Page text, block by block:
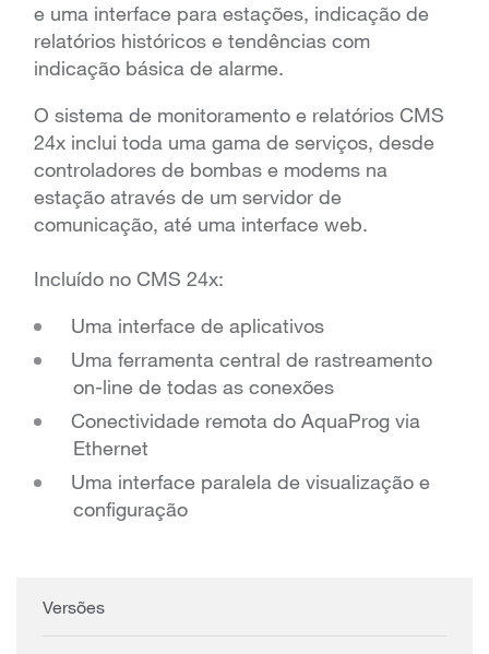
e uma interface para estações, indicação de
relatórios históricos e tendências com
indicação básica de alarme.
O sistema de monitoramento e relatórios CMS
24x inclui toda uma gama de serviços, desde
controladores de bombas e modems na
estação através de um servidor de
comunicação, até uma interface web.
Incluído no CMS 24x:
Uma interface de aplicativos
Uma ferramenta central de rastreamento
on-line de todas as conexões
Conectividade remota do AquaProg via
Ethernet
Uma interface paralela de visualização e
configuração
Versões